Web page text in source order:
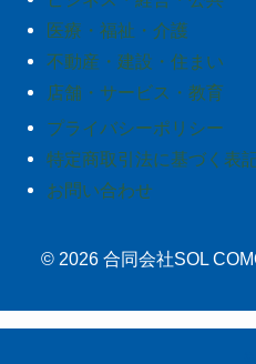
医療・福祉・介護
不動産・建設・住まい
店舗・サービス・教育
プライバシーポリシー
特定商取引法に基づく表
お問い合わせ
© 2026 合同会社SOL